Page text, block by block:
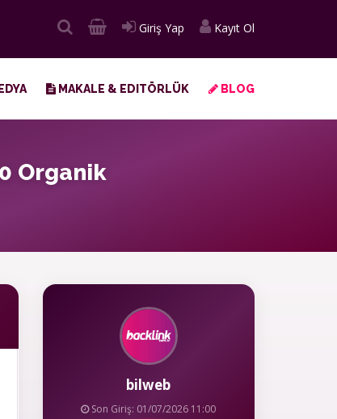
Giriş Yap Kayıt Ol
MAKALE & EDITÖRLÜK BLOG
Organik
bilweb
Son Giriş: 01/07/2026 11:00